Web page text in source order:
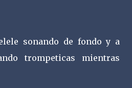
sonando de fondo y a
trompeticas mientras